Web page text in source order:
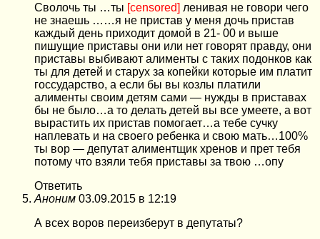
Сволочь ты …ты [censored] ленивая не говори чего
не знаешь ……я не пристав у меня дочь пристав
каждый день приходит домой в 21- 00 и выше
пишущие приставы они или нет говорят правду, они
приставы выбивают алименты с таких подонков как
ты для детей и старух за копейки которые им платит
госсударство, а если бы вы козлы платили
алименты своим детям сами — нужды в приставах
бы не было…а то делать детей вы все умеете, а вот
вырастить их пристав помогает…а тебе сучку
наплевать и на своего ребенка и свою мать…100%
ты вор — депутат алиментщик хренов и прет тебя
потому что взяли тебя приставы за твою …опу
Ответить
Аноним 03.09.2015 в 12:19
А всех воров переизберут в депутаты?